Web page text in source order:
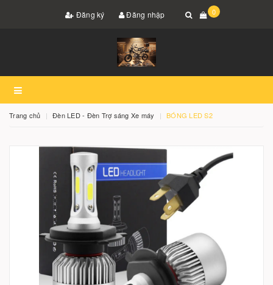
Đăng ký Đăng nhập 0
Trang chủ Đèn LED - Đèn Trợ sáng Xe máy BÓNG LED S2